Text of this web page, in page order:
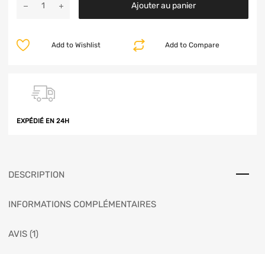
Ajouter au panier
Add to Compare
Add to Wishlist
EXPÉDIÉ EN 24H
DESCRIPTION
INFORMATIONS COMPLÉMENTAIRES
AVIS (1)